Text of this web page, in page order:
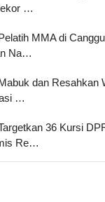
…
MMA di
Na…
dan Resahkan
…
36 Kursi
Re…